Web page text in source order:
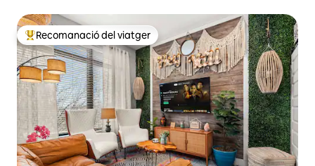
Principals recomanacions dels viatgers
Recomanació del viatger